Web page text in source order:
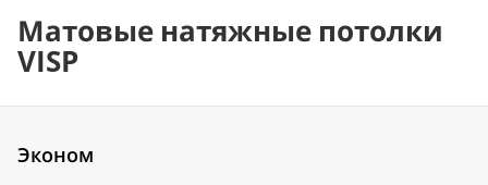
Матовые натяжные потолки
VISP
Эконом